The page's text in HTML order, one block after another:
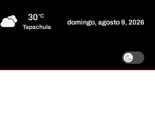
30°C
Tapachula
domingo, agosto 9, 2026